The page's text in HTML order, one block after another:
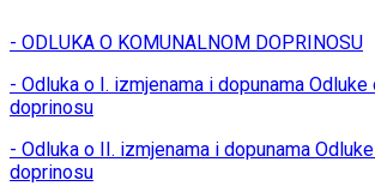
- ODLUKA O KOMUNALNOM DOPRINOSU
- Odluka o I. izmjenama i dopunama Odluke
doprinosu
- Odluka o II. izmjenama i dopunama
doprinosu